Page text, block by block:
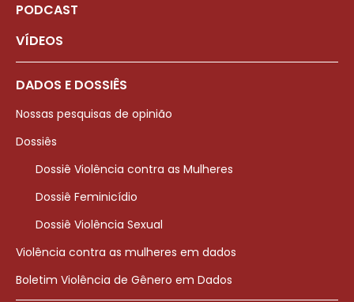
PODCAST
VÍDEOS
DADOS E DOSSIÊS
Nossas pesquisas de opinião
Dossiês
Dossiê Violência contra as Mulheres
Dossiê Feminicídio
Dossiê Violência Sexual
Violência contra as mulheres em dados
Boletim Violência de Gênero em Dados